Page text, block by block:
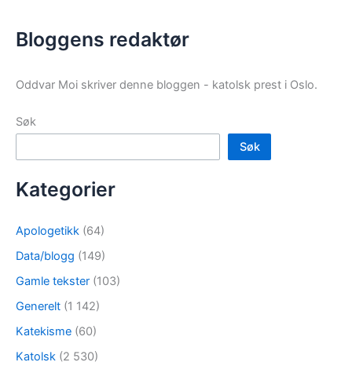
Bloggens redaktør
Oddvar Moi skriver denne bloggen - katolsk prest i Oslo.
Søk
Søk
Kategorier
Apologetikk (64)
Data/blogg (149)
Gamle tekster (103)
Generelt (1 142)
Katekisme (60)
Katolsk (2 530)